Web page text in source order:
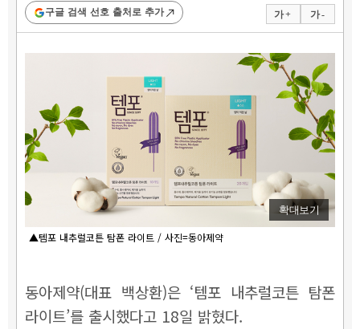
가 + 가 -
구글 검색 선호 출처로 추가
확대보기
▲템포 내추럴코튼 탐폰 라이트 / 사진=동아제약
동아제약(대표 백상환)은 ‘템포 내추럴코튼 탐폰
라이트’를 출시했다고 18일 밝혔다.